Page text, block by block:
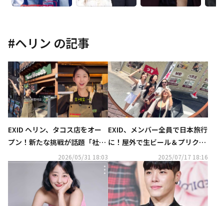
#ヘリン の記事
EXID ヘリン、タコス店をオー
プン！新たな挑戦が話題「社長
になりました」（動画あり）
2026/05/31 18:03
EXID、メンバー全員で日本旅行
に！屋外で生ビール＆プリクラ
写真も…記念ショット続々
2025/07/17 18:16